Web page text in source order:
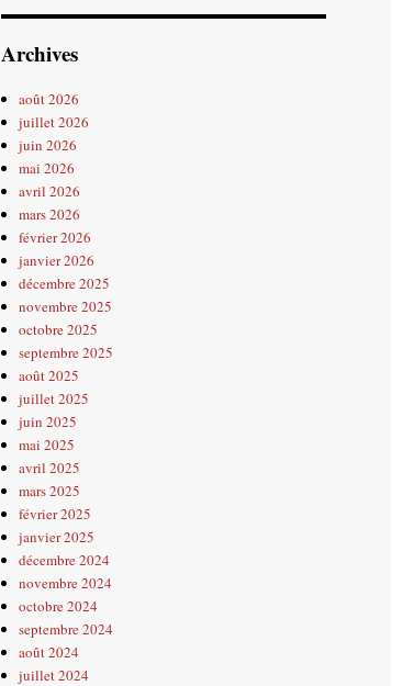
Archives
août 2026
juillet 2026
juin 2026
mai 2026
avril 2026
mars 2026
février 2026
janvier 2026
décembre 2025
novembre 2025
octobre 2025
septembre 2025
août 2025
juillet 2025
juin 2025
mai 2025
avril 2025
mars 2025
février 2025
janvier 2025
décembre 2024
novembre 2024
octobre 2024
septembre 2024
août 2024
juillet 2024